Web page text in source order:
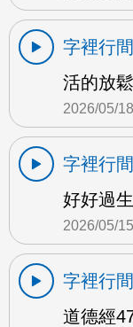
字裡行間
活的放
2026/05/18
字裡行間
好好過
2026/05/15
字裡行間
道德經